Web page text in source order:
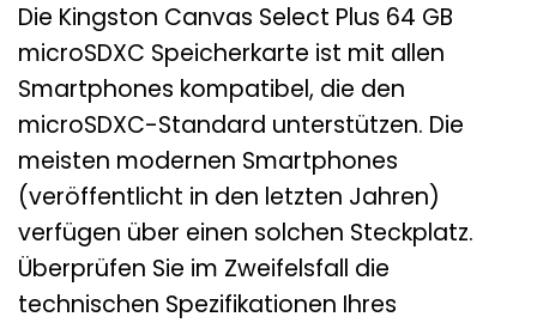
Die Kingston Canvas Select Plus 64 GB
microSDXC Speicherkarte ist mit allen
Smartphones kompatibel, die den
microSDXC-Standard unterstützen. Die
meisten modernen Smartphones
(veröffentlicht in den letzten Jahren)
verfügen über einen solchen Steckplatz.
Überprüfen Sie im Zweifelsfall die
technischen Spezifikationen Ihres